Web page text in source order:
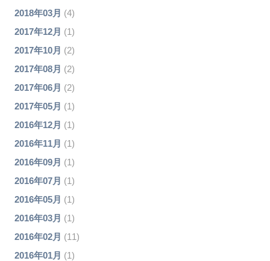
2018年03月 (4)
2017年12月 (1)
2017年10月 (2)
2017年08月 (2)
2017年06月 (2)
2017年05月 (1)
2016年12月 (1)
2016年11月 (1)
2016年09月 (1)
2016年07月 (1)
2016年05月 (1)
2016年03月 (1)
2016年02月 (11)
2016年01月 (1)